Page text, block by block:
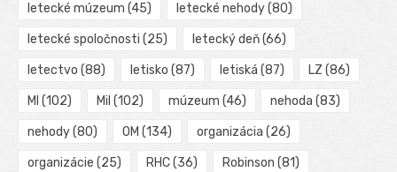
letecké múzeum (45) letecké nehody(80)
letecké spoločnosti (25) letecký deň(66)
letectvo (88) letisko (87) letiská (87) LZ (86)
MI (102) Mil (102) múzeum (46) nehoda (83)
nehody(80) OM (134) organizácia (26)
organizácie (25) RHC(36) Robinson (81)